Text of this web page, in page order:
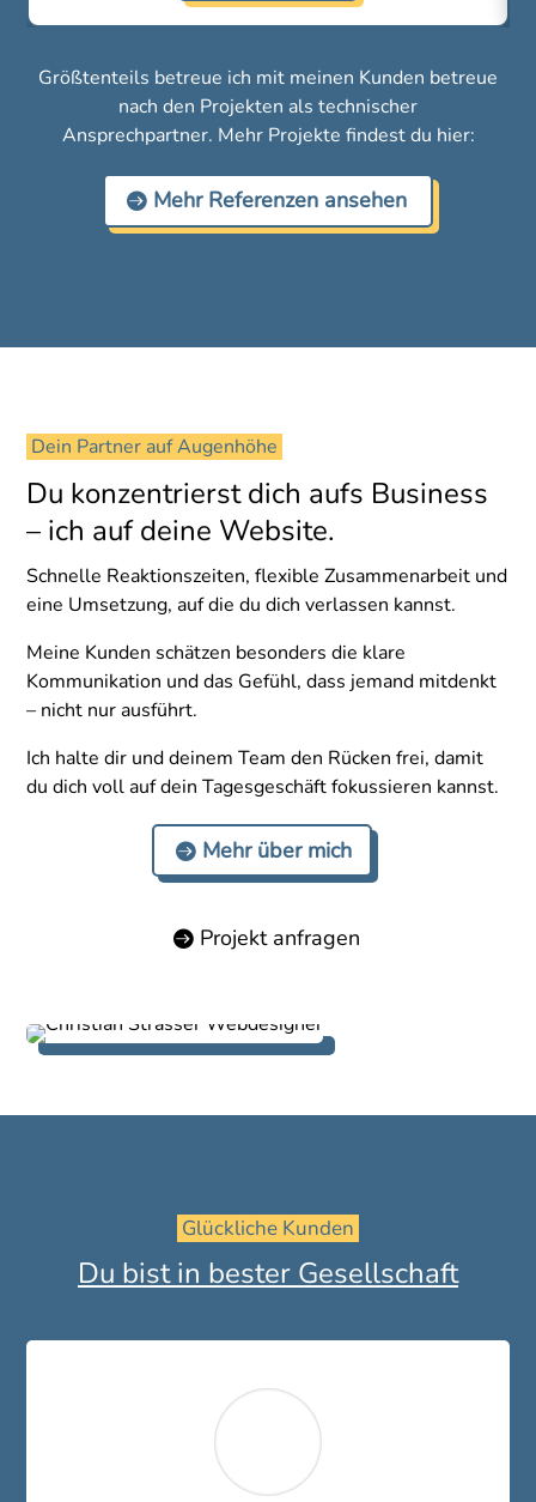
Größtenteils betreue ich mit meinen Kunden betreue
nach den Projekten als technischer
Ansprechpartner. Mehr Projekte findest du hier:
Mehr Referenzen ansehen
Dein Partner auf Augenhöhe
Du konzentrierst dich aufs Business
– ich auf deine Website.
Schnelle Reaktionszeiten, flexible Zusammenarbeit und
eine Umsetzung, auf die du dich verlassen kannst.
Meine Kunden schätzen besonders die klare
Kommunikation und das Gefühl, dass jemand mitdenkt
– nicht nur ausführt.
Ich halte dir und deinem Team den Rücken frei, damit
du dich voll auf dein Tagesgeschäft fokussieren kannst.
Mehr über mich
Projekt anfragen
Glückliche Kunden
Du bist in bester Gesellschaft